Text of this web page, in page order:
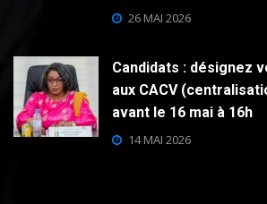
26 MAI 2026
Candidats : désignez
aux CACV
avant le 16 mai à 16h
14 MAI 2026